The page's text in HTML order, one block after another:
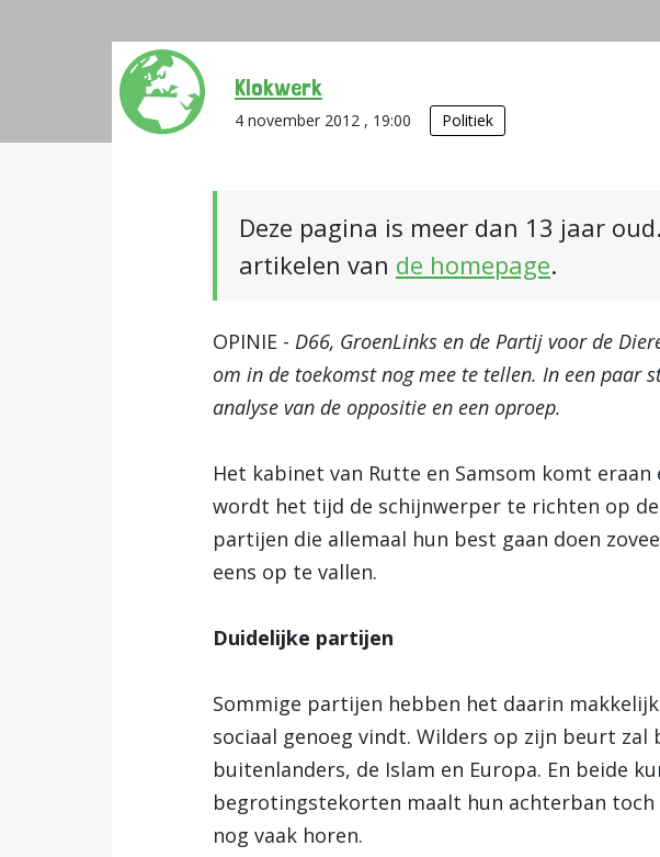
Klokwerk
4 november 2012 , 19:00 Politiek
Deze pagina is meer dan 13 jaar
artikelen van de homepage.
OPINIE - D66, GroenLinks en de Partij voor de
om in de toekomst nog mee te tellen. In een paar
analyse van de oppositie en een oproep.
Het kabinet van Rutte en Samsom komt
wordt het tijd de schijnwerper te richten op
partijen die allemaal hun best gaan doen
eens op te vallen.
Duidelijke partijen
Sommige partijen hebben het daarin
sociaal genoeg vindt. Wilders op zijn beurt
buitenlanders, de Islam en Europa. En beide
begrotingstekorten maalt hun achterban toch
nog vaak horen.